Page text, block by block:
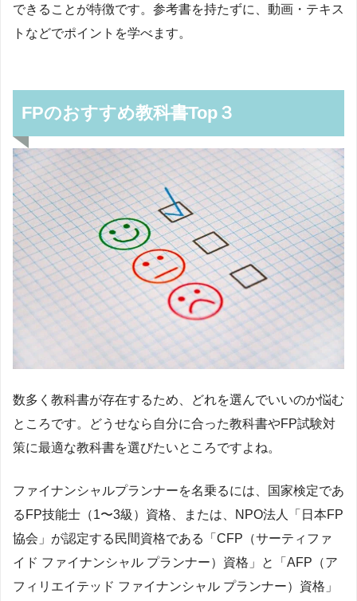
できることが特徴です。参考書を持たずに、動画・テキス
トなどでポイントを学べます。
FPのおすすめ教科書Top３
数多く教科書が存在するため、どれを選んでいいのか悩む
ところです。どうせなら自分に合った教科書やFP試験対
策に最適な教科書を選びたいところですよね。
ファイナンシャルプランナーを名乗るには、国家検定であ
るFP技能士（1〜3級）資格、または、NPO法人「日本FP
協会」が認定する民間資格である「CFP（サーティファ
イド ファイナンシャル プランナー）資格」と「AFP（ア
フィリエイテッド ファイナンシャル プランナー）資格」